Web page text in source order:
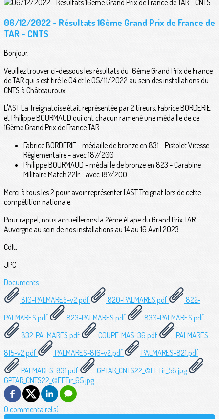
06/12/2022 - Résultats 16ème Grand Prix de France de
TAR - CNTS
Bonjour,
Veuillez trouver ci-dessous les résultats du 16ème Grand Prix de France
de TAR qui s'est tiré le 04 et le 05/11/2022 au sein des installations du
CNTS à Châteauroux.
L'AST La Treignatoise était représentée par 2 tireurs, Fabrice BORDERIE
et Philippe BOURMAUD qui ont chacun ramené une médaille de ce
16ème Grand Prix de France TAR
Fabrice BORDERIE - médaille de bronze en 831 - Pistolet Vitesse
Réglementaire - avec 187/200
Philippe BOURMAUD - médaille de bronze en 823 - Carabine
Militaire Match 22lr - avec 187/200
Merci à tous les 2 pour avoir représenter l'AST Treignat lors de cette
compétition nationale.
Pour rappel, nous accueillerons la 2ème étape du Grand Prix TAR
Auvergne au sein de nos installations au 14 au 16 Avril 2023.
Cdlt,
JPC
Documents
810-PALMARES-v2.pdf
820-PALMARES.pdf
822-
PALMARES.pdf
823-PALMARES.pdf
830-PALMARES.pdf
832-PALMARES.pdf
COUPE-MAS-36.pdf
PALMARES-
815-v2.pdf
PALMARES-816-v2.pdf
PALMARES-821.pdf
PALMARES-831.pdf
GPTAR_CNTS22_©FFTir_58.jpg
GPTAR_CNTS22_©FFTir_65.jpg
0 commentaire(s)